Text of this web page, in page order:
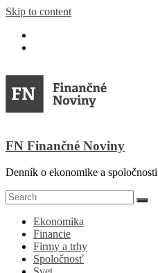
Skip to content
FN Finančné Noviny
Denník o ekonomike a spoločnosti
Ekonomika
Financie
Firmy a trhy
Spoločnosť